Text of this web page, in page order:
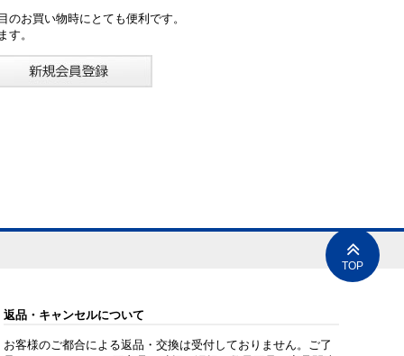
お買い物時にとても便利です。
す。
TOP
返品・キャンセルについて
お客様のご都合による返品・交換は受付しておりません。ご了